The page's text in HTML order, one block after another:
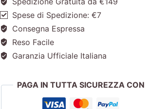
Spese di Spedizione: €7
Consegna Espressa
Reso Facile
Garanzia Ufficiale Italiana
PAGA IN TUTTA SICUREZZA CON